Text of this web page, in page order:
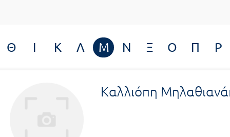
Θ Ι Κ Λ Μ Ν Ξ Ο Π Ρ
Καλλιόπη